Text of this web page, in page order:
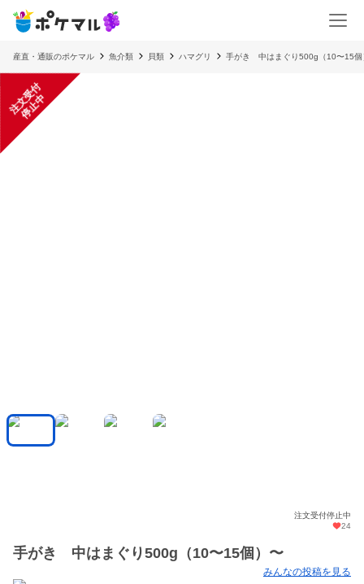
産直・通販のポケマル 魚介類 貝類 ハマグリ 手がき 中はまぐり500g（10〜15個
注
文
受
付
停
止
中
注文受付停止中
24
手がき 中はまぐり500g（10〜15個）〜
みんなの投稿を見る